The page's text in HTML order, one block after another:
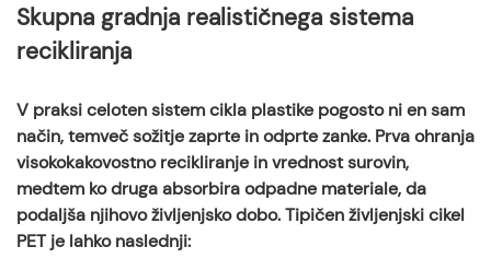
Skupna gradnja realističnega sistema
recikliranja
V praksi celoten sistem cikla plastike pogosto ni en sam
način, temveč sožitje zaprte in odprte zanke. Prva ohranja
visokokakovostno recikliranje in vrednost surovin,
medtem ko druga absorbira odpadne materiale, da
podaljša njihovo življenjsko dobo. Tipičen življenjski cikel
PET je lahko naslednji: